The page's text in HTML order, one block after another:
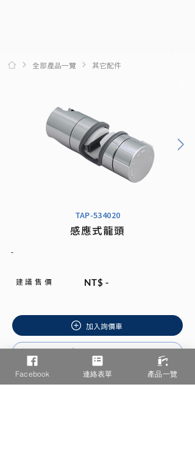
全部產品一覽 其它配件
TAP-534020
感應式龍頭
-
建 議 售 價 NT$ -
加入詢價車
安裝說明書
Facebook 連絡表單 產品一覽